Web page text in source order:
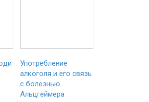
Употребление
алкоголя и его связь
с болезнью
Альцгеймера